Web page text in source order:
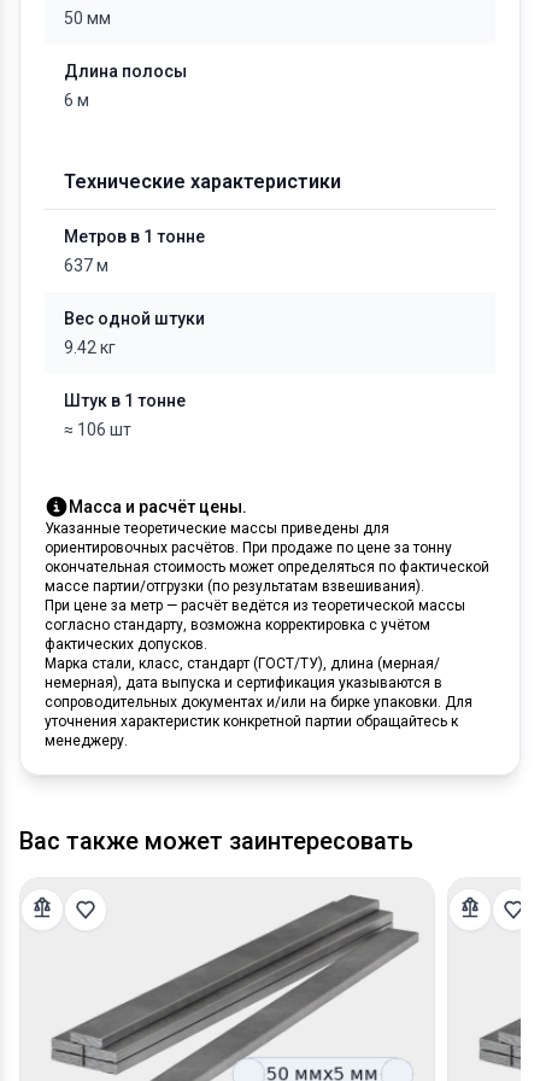
50 мм
Длина полосы
6 м
Технические характеристики
Метров в 1 тонне
637 м
Вес одной штуки
9.42 кг
Штук в 1 тонне
≈ 106 шт
Масса и расчёт цены.
Указанные теоретические массы приведены для
ориентировочных расчётов. При продаже по цене за тонну
окончательная стоимость может определяться по фактической
массе партии/отгрузки (по результатам взвешивания).
При цене за метр — расчёт ведётся из теоретической массы
согласно стандарту, возможна корректировка с учётом
фактических допусков.
Марка стали, класс, стандарт (ГОСТ/ТУ), длина (мерная/
немерная), дата выпуска и сертификация указываются в
сопроводительных документах и/или на бирке упаковки. Для
уточнения характеристик конкретной партии обращайтесь к
менеджеру.
Вас также может заинтересовать